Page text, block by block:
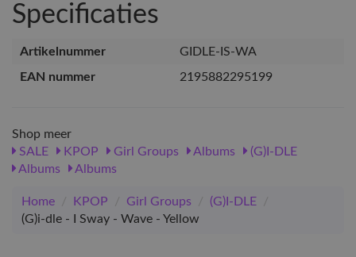
Specificaties
Artikelnummer
GIDLE-IS-WA
EAN nummer
2195882295199
Shop meer
SALE
KPOP Girl Groups Albums
(G)I-DLE
Albums
Albums
Home / KPOP / Girl Groups / (G)I-DLE
/
(G)i-dle - I Sway - Wave - Yellow